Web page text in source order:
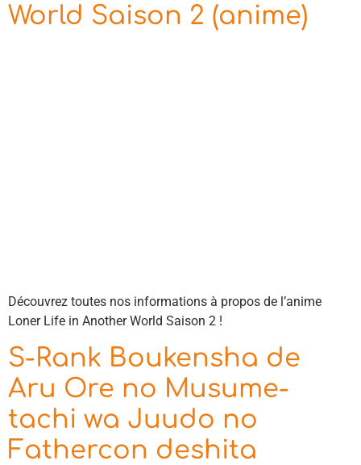
World Saison 2 (anime)
Découvrez toutes nos informations à propos de l’anime
Loner Life in Another World Saison 2 !
S-Rank Boukensha de
Aru Ore no Musume-
tachi wa Juudo no
Fathercon deshita